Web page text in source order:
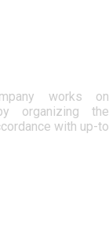
works on
organizing the
with up-to